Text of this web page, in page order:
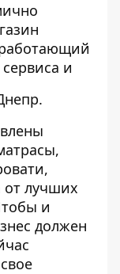
и
от лучших
и
должен